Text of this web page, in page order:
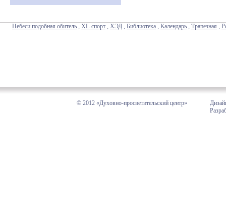
Небеси подобная обитель , XL-спорт , ХЭД , Библиотека , Календарь , Трапезная ,
© 2012 «Духовно-просветительский центр»